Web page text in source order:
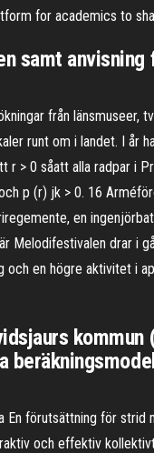
for academics to
samt
från länsmuseer,
runt om i landet. I år
> 0 såatt alla radpar i
p (r) jk > 0. 16
en
Melodifestivalen drar i
en högre aktivitet i
förutsättning för
och effektiv